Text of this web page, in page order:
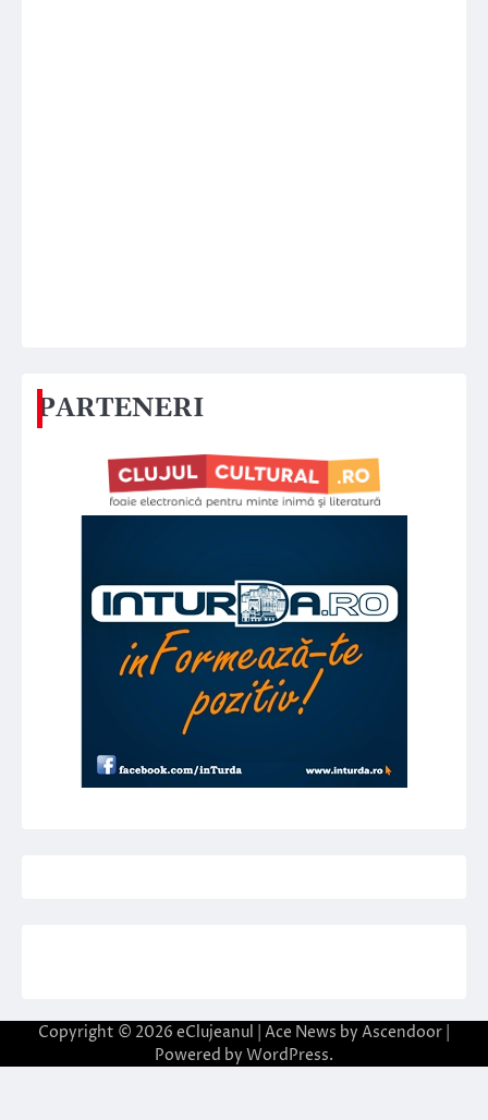
PARTENERI
Copyright © 2026 eClujeanul | Ace News by Ascendoor
Powered by WordPress.